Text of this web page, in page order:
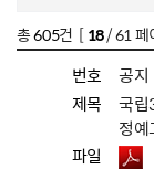
총605건 [ 18/ 61 페
번호
공지
제목
국립
정예
파일